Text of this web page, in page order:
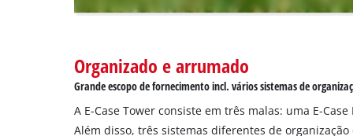
to
site
with
their
CMP
to
Organizado e arrumado
Grande escopo de fornecimento incl. vários sistemas de
A E-Case Tower consiste em três malas: uma E-Case
Além disso, três sistemas diferentes de